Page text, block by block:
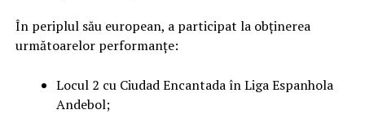
În periplul său european, a participat la obținerea
următoarelor performanțe:
Locul 2 cu Ciudad Encantada în Liga Espanhola
Andebol;